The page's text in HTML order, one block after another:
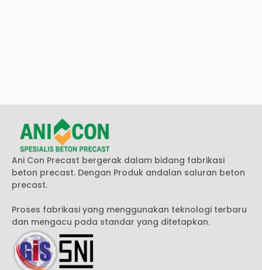
Ani Con Precast bergerak dalam bidang fabrikasi
beton precast. Dengan Produk andalan saluran beton
precast.
Proses fabrikasi yang menggunakan teknologi terbaru
dan mengacu pada standar yang ditetapkan.